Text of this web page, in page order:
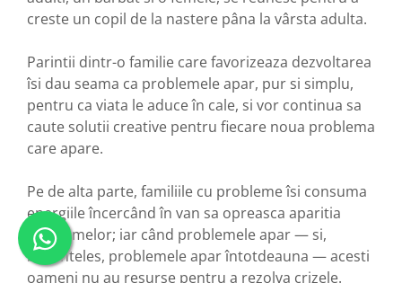
creste un copil de la nastere pâna la vârsta adulta.
Parintii dintr-o familie care favorizeaza dezvoltarea
îsi dau seama ca problemele apar, pur si simplu,
pentru ca viata le aduce în cale, si vor continua sa
caute solutii creative pentru fiecare noua problema
care apare.
Pe de alta parte, familiile cu probleme îsi consuma
energiile încercând în van sa opreasca aparitia
problemelor; iar când problemele apar — si,
bineînteles, problemele apar întotdeauna — acesti
oameni nu au resurse pentru a rezolva crizele.